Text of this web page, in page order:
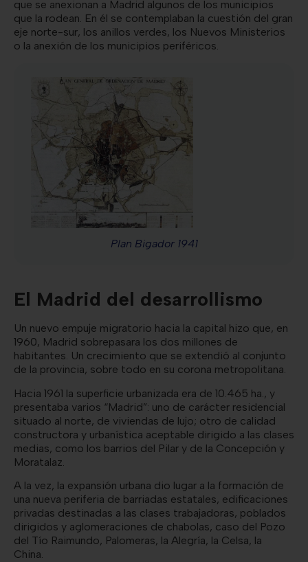
que se anexionan a Madrid algunos de los municipios
que la rodean. En él se contemplaban la cuestión del gran
eje norte-sur, los anillos verdes, los Nuevos Ministerios
o la anexión de los municipios periféricos.
Plan Bigador 1941
El Madrid del desarrollismo
Un nuevo empuje migratorio hacia la capital hizo que, en
1960, Madrid sobrepasara los dos millones de
habitantes. Un crecimiento que se extendió al conjunto
de la provincia, sobre todo en su corona metropolitana.
Hacia 1961 la superficie urbanizada era de 10.465 ha., y
presentaba varios “Madrid”: uno de carácter residencial
situado al norte, de viviendas de lujo; otro de calidad
constructora y urbanística aceptable dirigido a las clases
medias, como los barrios del Pilar y de la Concepción y
Moratalaz.
A la vez, la expansión urbana dio lugar a la formación de
una nueva periferia de barriadas estatales, edificaciones
privadas destinadas a las clases trabajadoras, poblados
dirigidos y aglomeraciones de chabolas, caso del Pozo
del Tío Raimundo, Palomeras, la Alegría, la Celsa, la
China.